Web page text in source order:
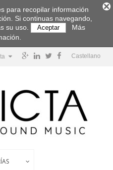
Castellano
para recopilar información
Si continuas navegando,
su uso.
Aceptar
Más